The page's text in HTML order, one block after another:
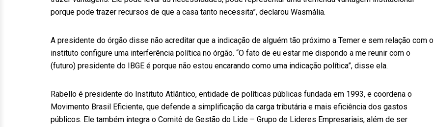
porque pode trazer recursos de que a casa tanto necessita”, declarou Wasmália.
A presidente do órgão disse não acreditar que a indicação de alguém tão próximo a Temer e sem relação com o
instituto configure uma interferência política no órgão. “O fato de eu estar me dispondo a me reunir com o
(futuro) presidente do IBGE é porque não estou encarando como uma indicação política”, disse ela.
Rabello é presidente do Instituto Atlântico, entidade de políticas públicas fundada em 1993, e coordena o
Movimento Brasil Eficiente, que defende a simplificação da carga tributária e mais eficiência dos gastos
públicos. Ele também integra o Comitê de Gestão do Lide – Grupo de Lideres Empresariais, além de ser